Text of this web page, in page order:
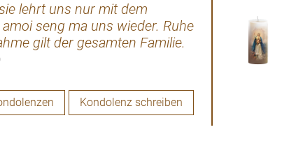
lehrt uns nur mit dem
seng ma uns wieder. Ruhe
gilt der gesamten Familie.
Kondolenz schreiben